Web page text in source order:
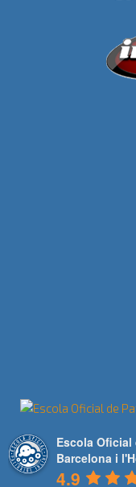
Escola Oficial
Barcelona i
4.9